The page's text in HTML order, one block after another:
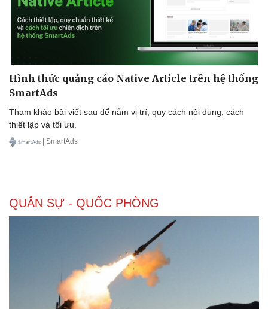
Thông tin doanh nghiệp
Doanh nghiệp 24h
Doanh nhân
Vì cộng đồng
Sành điệu
Tin Công nghệ
Chuyển đổi số
Hình thức quảng cáo Native Article trên hệ thống
SmartAds
Tham khảo bài viết sau để nắm vị trí, quy cách nội dung, cách
thiết lập và tối ưu.
| SmartAds
QUÂN SỰ - QUỐC PHÒNG